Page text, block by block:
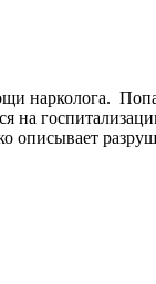
нарколога.